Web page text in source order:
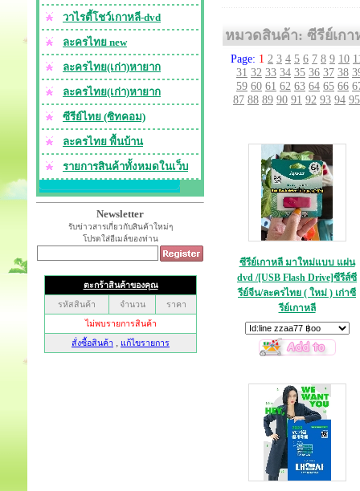
วาไรตี้โชว์เกาหลี-dvd
ละครไทย new
ละครไทย(เก่า)หายาก
ละครไทย(เก่า)หายาก
ซีรีย์ไทย (ซิทคอม)
ละครไทย พื้นบ้าน
รายการสินค้าทั้งหมดในเว็บ
Newsletter
รับข่าวสารเกี่ยวกับสินค้าใหม่ๆ
โปรดใส่อีเมล์ของท่าน
หมวดสินค้า: ซีรีย์เกา
Page: 1 2 3 4 5 6 7 8 9 10
31 32 33 34 35 36 37 38
59 60 61 62 63 64 65 66
87 88 89 90 91 92 93 94 95
ซีรีย์เกาหลี มาใหม่แบบ แผ่น
dvd /[USB Flash Drive]ซีรีส์ซี
รีย์จีน/ละครไทย ( ใหม่ ) เก่าซี
รีย์เกาหลี